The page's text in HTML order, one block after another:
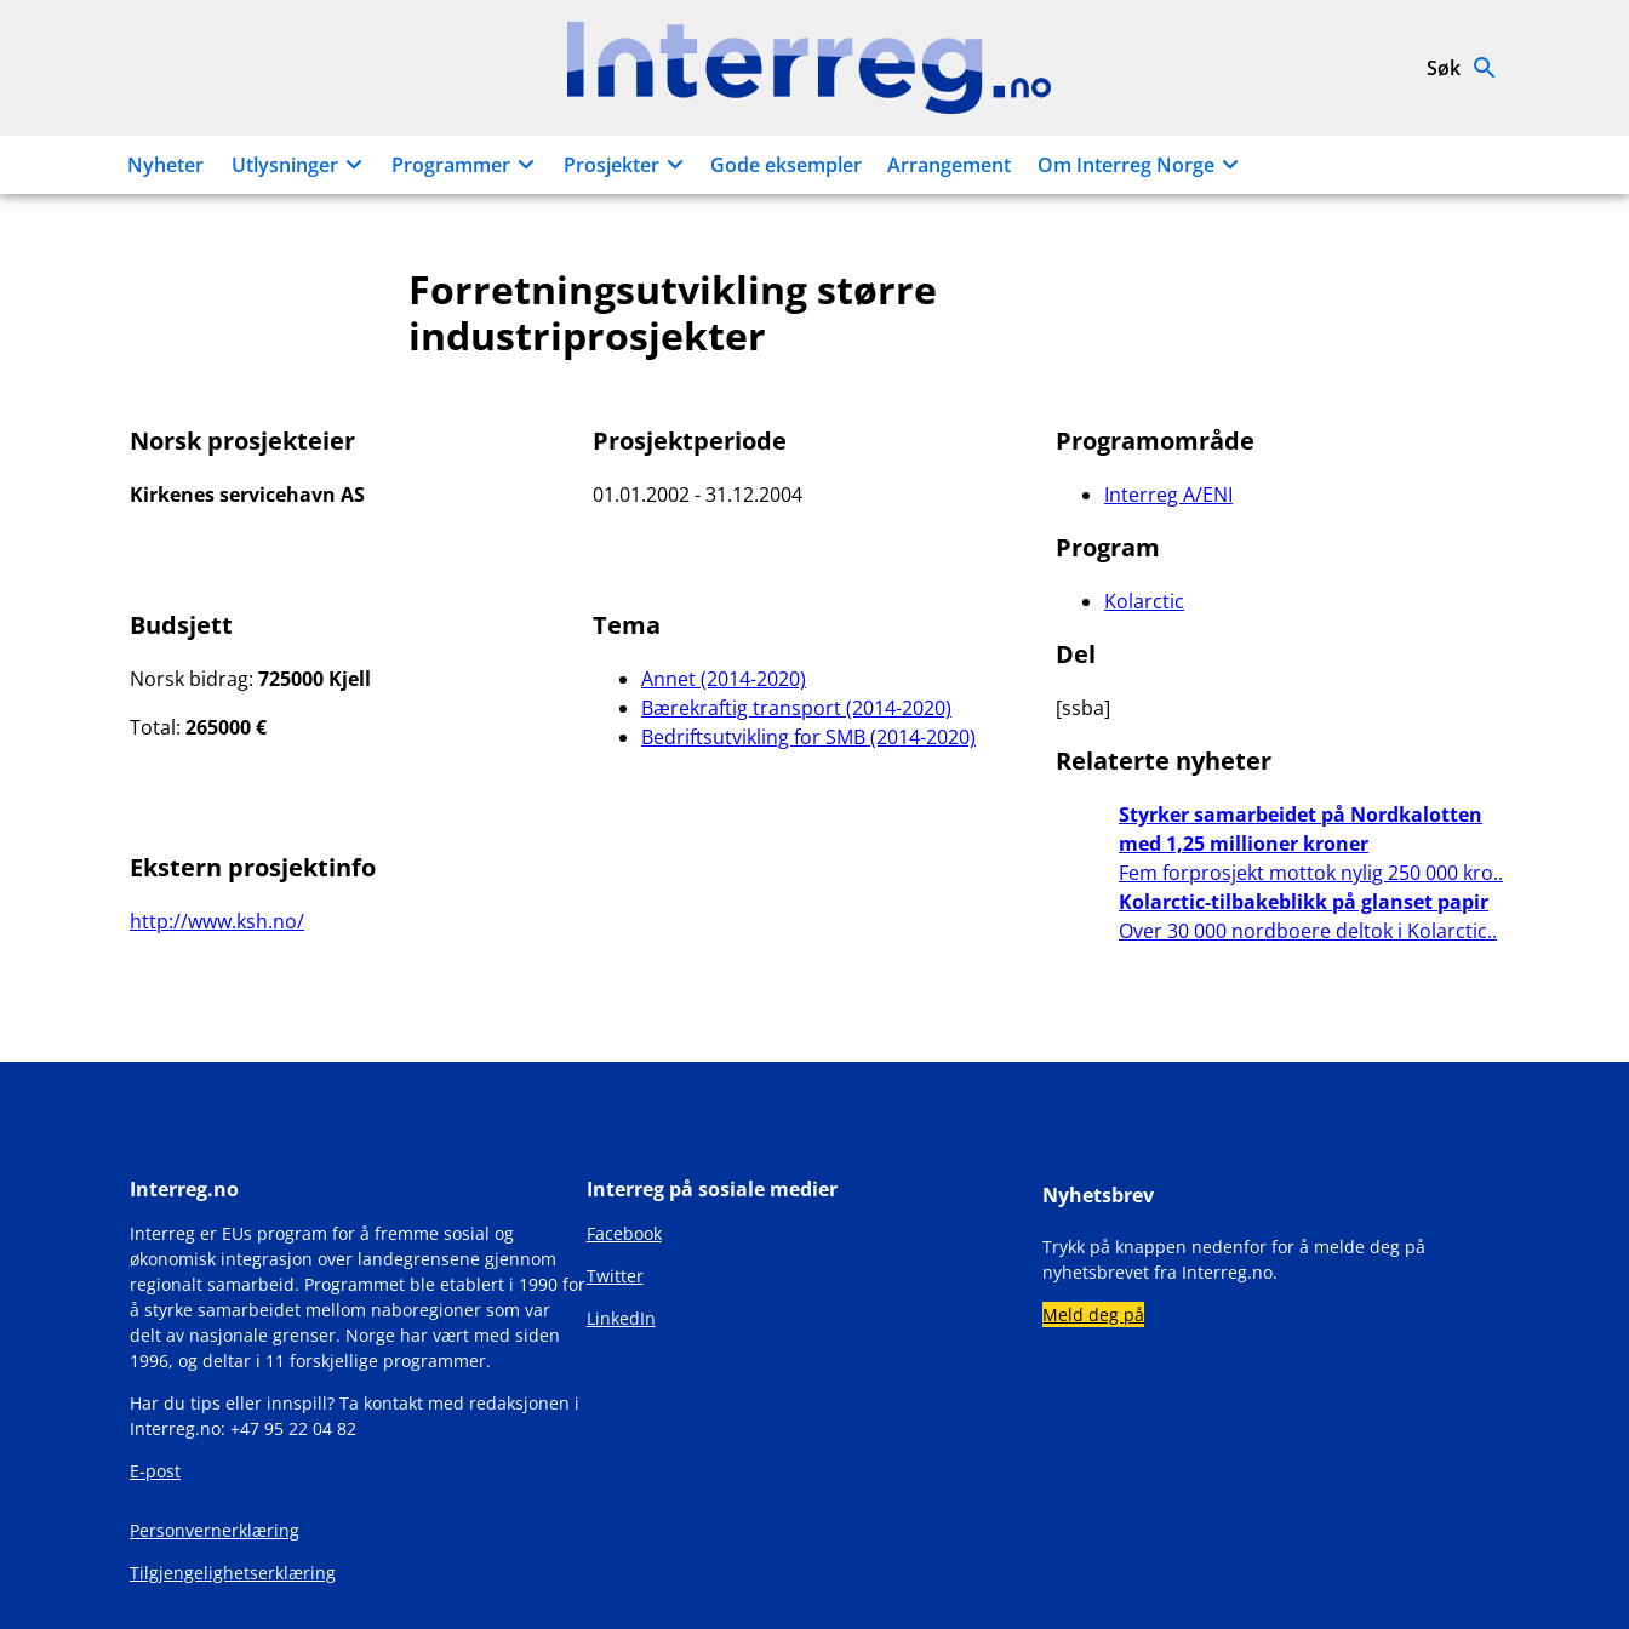
Interreg.no Søk
Nyheter Utlysninger Programmer Prosjekter Gode eksempler Arrangement Om Interreg Norge
Forretningsutvikling større
industriprosjekter
Norsk prosjekteier
Kirkenes servicehavn AS
Prosjektperiode
01.01.2002 - 31.12.2004
Budsjett
Norsk bidrag: 725000 Kjell
Total: 265000 €
Tema
Annet (2014-2020)
Bærekraftig transport (2014-2020)
Bedriftsutvikling for SMB (2014-2020)
Ekstern prosjektinfo
http://www.ksh.no/
Programområde
Interreg A/ENI
Program
Kolarctic
Del
[ssba]
Relaterte nyheter
Styrker samarbeidet på Nordkalotten
med 1,25 millioner kroner
Fem forprosjekt mottok nylig 250 000 kro..
Kolarctic-tilbakeblikk på glanset papir
Over 30 000 nordboere deltok i Kolarctic..
Interreg.no
Interreg er EUs program for å fremme sosial og
økonomisk integrasjon over landegrensene gjennom
regionalt samarbeid. Programmet ble etablert i 1990 for
å styrke samarbeidet mellom naboregioner som var
delt av nasjonale grenser. Norge har vært med siden
1996, og deltar i 11 forskjellige programmer.
Har du tips eller innspill? Ta kontakt med redaksjonen i
Interreg.no: +47 95 22 04 82
E-post
Interreg på sosiale medier
Facebook
Twitter
LinkedIn
Nyhetsbrev
Trykk på knappen nedenfor for å melde deg på
nyhetsbrevet fra Interreg.no.
Meld deg på
Personvernerklæring
Tilgjengelighetserklæring